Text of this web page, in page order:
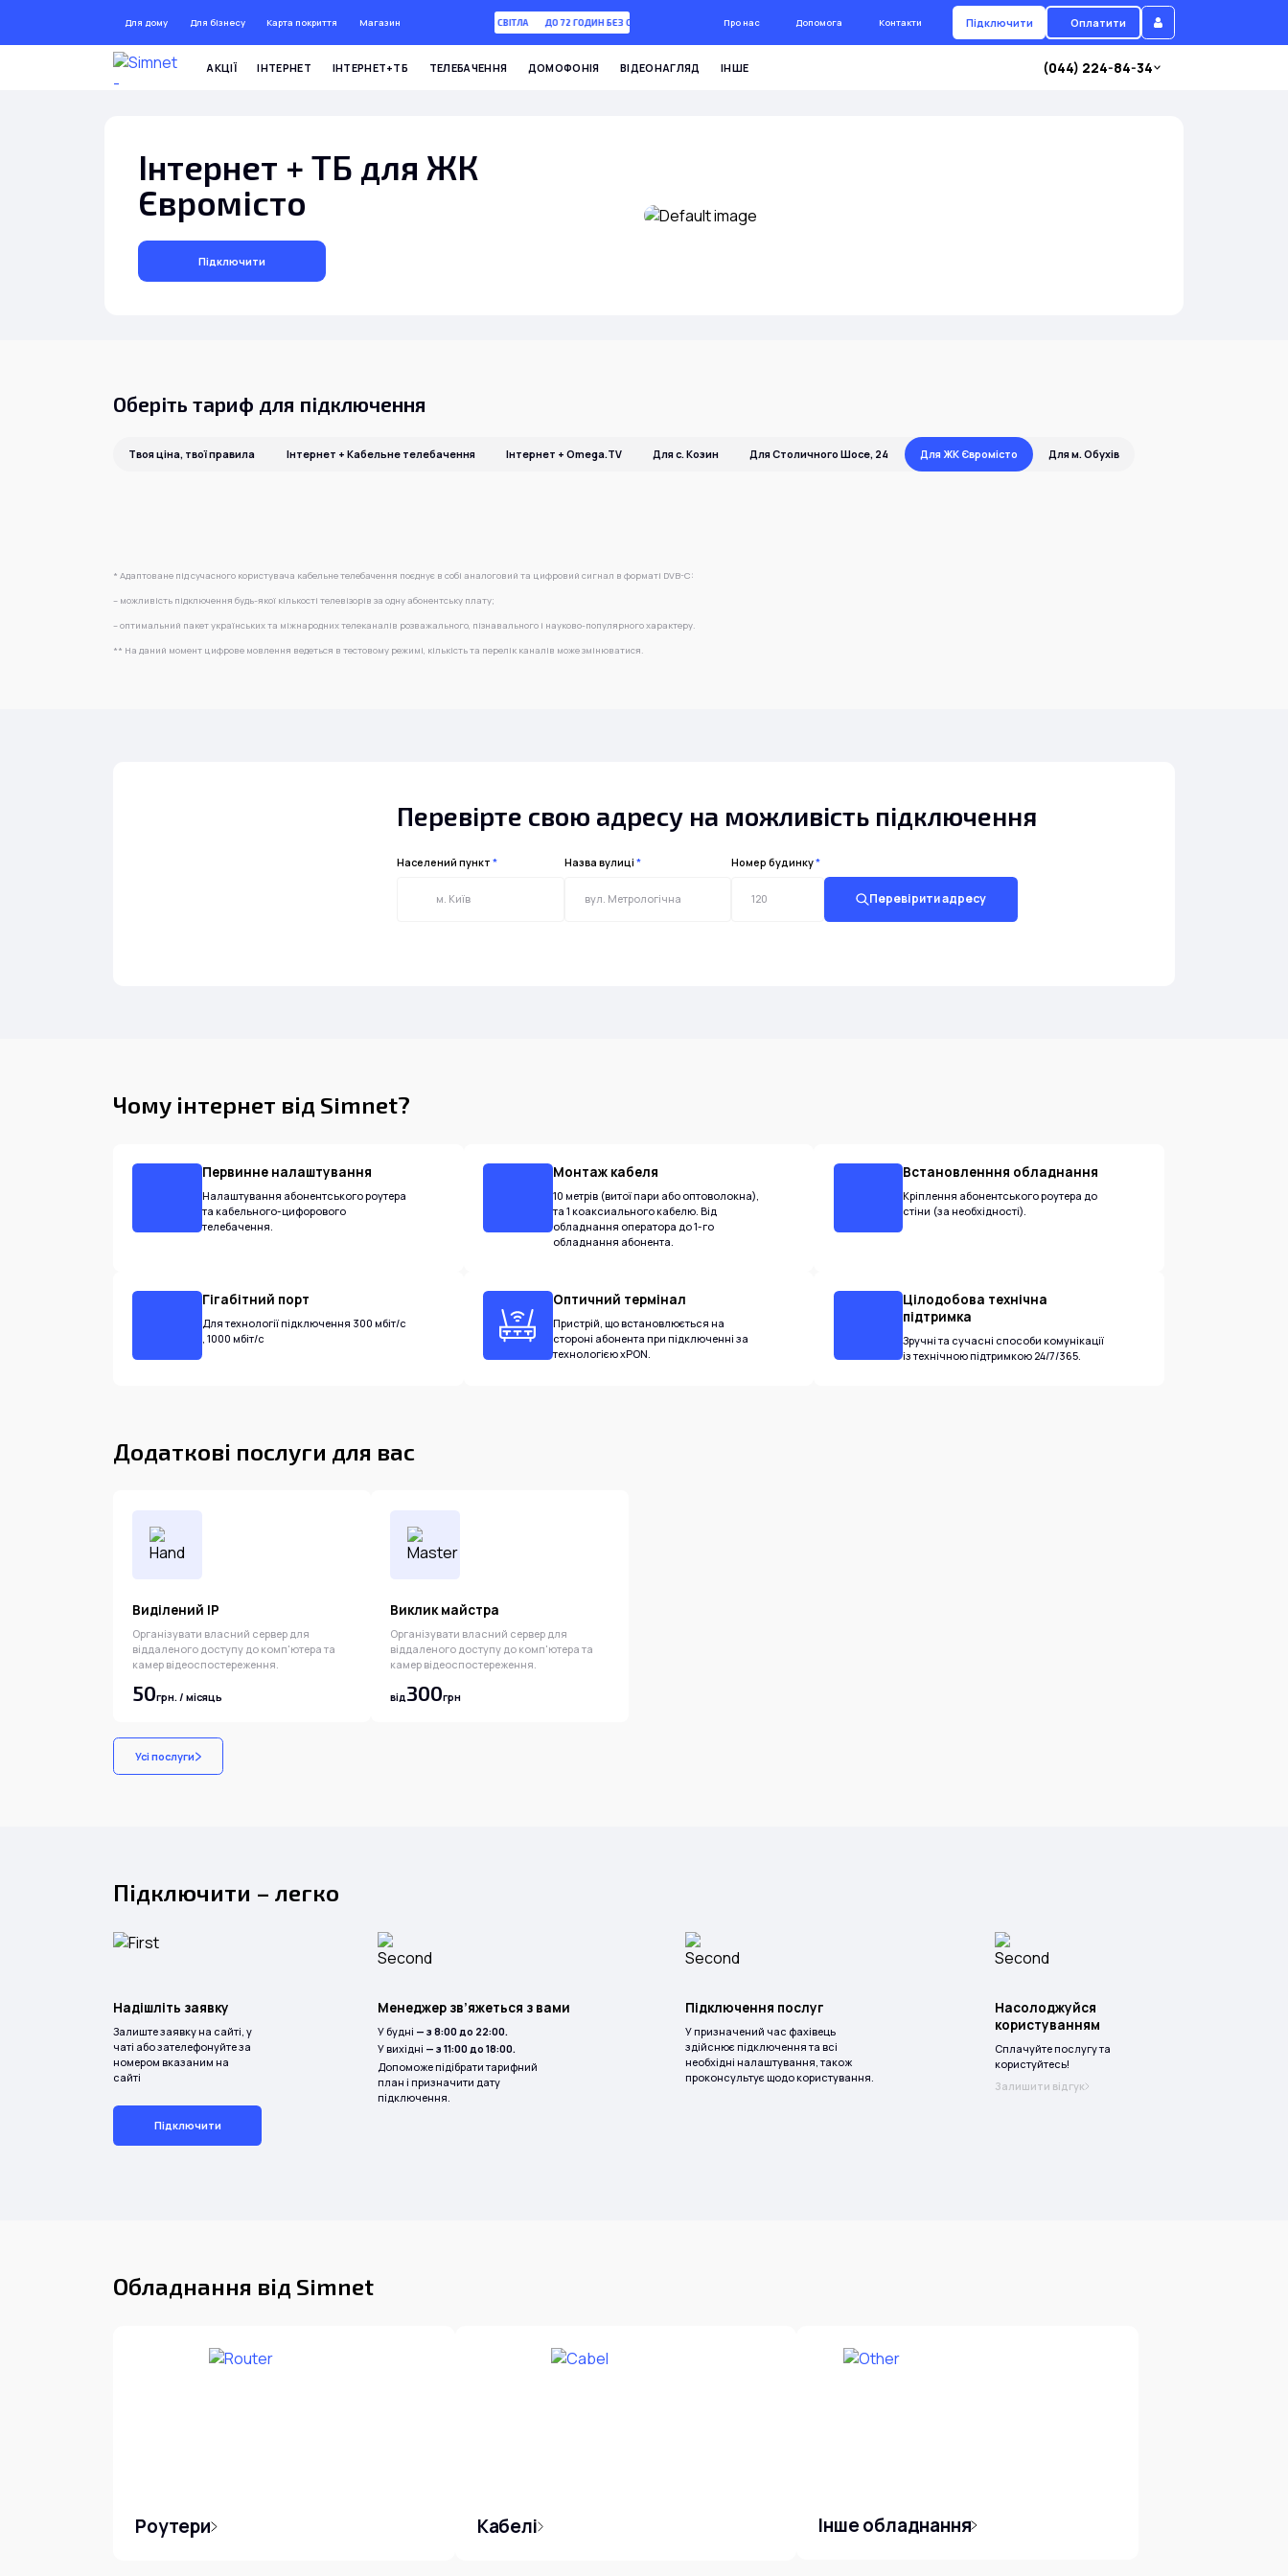
Для дому Для бізнесу Карта покриття Магазин ДО 72 ГОДИН БЕЗ СВІТЛА ДО 72 ГОДИН БЕЗ СВІТЛА Про нас Допомога Контакти Підключити Оплатити
АКЦІЇ ІНТЕРНЕТ ІНТЕРНЕТ+ТБ ТЕЛЕБАЧЕННЯ ДОМОФОНІЯ ВІДЕОНАГЛЯД ІНШЕ (044) 224-84-34
Інтернет + ТБ для ЖК
Євромісто
Підключити
Оберіть тариф для підключення
Твоя ціна, твої правила Інтернет + Кабельне телебачення Інтернет + Omega.TV Для с. Козин Для Столичного Шосе, 24 Для ЖК Євромісто Для м. Обухів
* Адаптоване під сучасного користувача кабельне телебачення поєднує в собі аналоговий та цифровий сигнал в форматі DVB-C:
– можливість підключення будь-якої кількості телевізорів за одну абонентську плату;
– оптимальний пакет українських та міжнародних телеканалів розважального, пізнавального і науково-популярного характеру.
** На даний момент цифрове мовлення ведеться в тестовому режимі, кількість та перелік каналів може змінюватися.
Перевірте свою адресу на можливість підключення
Населений пункт * Назва вулиці * Номер будинку*
Перевірити адресу
Чому інтернет від Simnet?
Первинне налаштування
Налаштування абонентського роутера
та кабельного-цифорового
телебачення.
Монтаж кабеля
10 метрів (витої пари або оптоволокна),
та 1 коаксиального кабелю. Від
обладнання оператора до 1-го
обладнання абонента.
Встановленння обладнання
Кріплення абонентського роутера до
стіни (за необхідності).
Гігабітний порт
Для технології підключення 300 мбіт/с
, 1000 мбіт/с
Оптичний термінал
Пристрій, що встановлюється на
стороні абонента при підключенні за
технологією xPON.
Цілодобова технічна
підтримка
Зручні та сучасні способи комунікації
із технічною підтримкою 24/7/365.
Додаткові послуги для вас
Виділений IP
Організувати власний сервер для
віддаленого доступу до комп'ютера та
камер відеоспостереження.
50грн. / місяць
Виклик майстра
Організувати власний сервер для
віддаленого доступу до комп'ютера та
камер відеоспостереження.
від300грн
Усі послуги
Підключити – легко
Надішліть заявку
Залиште заявку на сайті, у
чаті або зателефонуйте за
номером вказаним на
сайті
Підключити
Менеджер зв’яжеться з вами
У будні — з 8:00 до 22:00.
У вихідні — з 11:00 до 18:00.
Допоможе підібрати тарифний
план і призначити дату
підключення.
Підключення послуг
У призначений час фахівець
здійснює підключення та всі
необхідні налаштування, також
проконсультує щодо користування.
Насолоджуйся
користуванням
Сплачуйте послугу та
користуйтесь!
Залишити відгук
Обладнання від Simnet
Роутери Кабелі Інше обладнання